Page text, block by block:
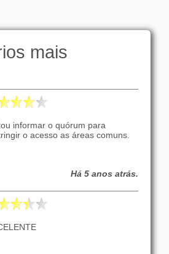
mais
informar o quórum para
o acesso as áreas comuns.
Há 5 anos atrás.